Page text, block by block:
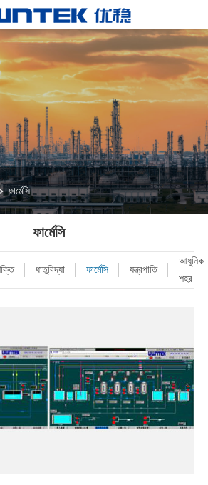
ফার্মেসি
ফার্মেসি
ধাতুবিদ্যা ফার্মেসি যন্ত্রপাতি
আধুনিক
শহর